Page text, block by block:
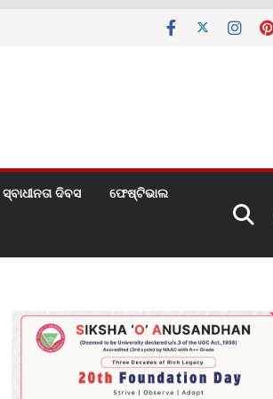
ସ୍ବାଧୀନତା ଦିବସ ଫେଷ୍ଟିଭାଲ